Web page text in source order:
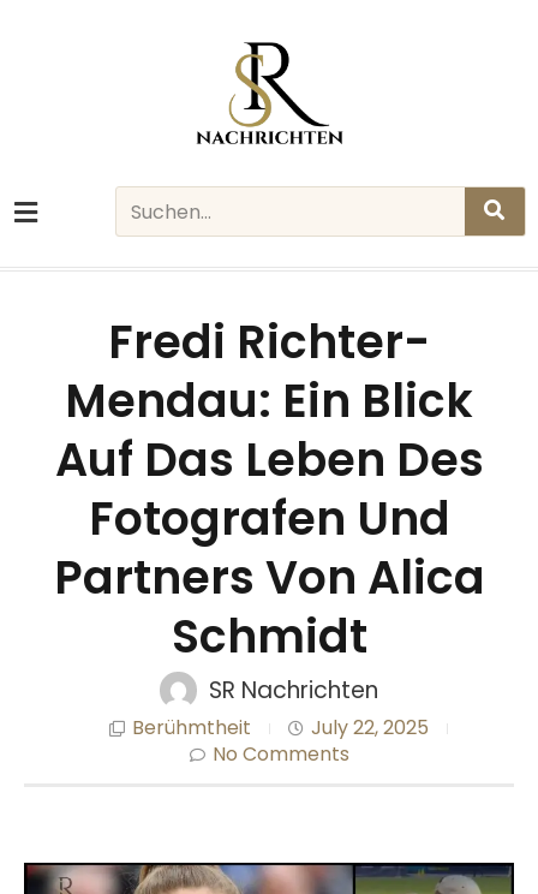
Fredi Richter-
Mendau: Ein Blick
Auf Das Leben Des
Fotografen Und
Partners Von Alica
Schmidt
SR Nachrichten
Berühmtheit
July 22, 2025
No Comments